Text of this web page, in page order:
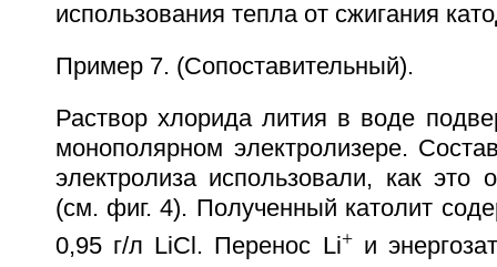
использования тепла от сжигания
Пример 7. (Сопоставительный).
Раствор хлорида лития в воде
монополярном электролизере.
электролиза использовали, как это
(см. фиг. 4). Полученный католит
0,95 г/л LiCl. Перенос Li+и